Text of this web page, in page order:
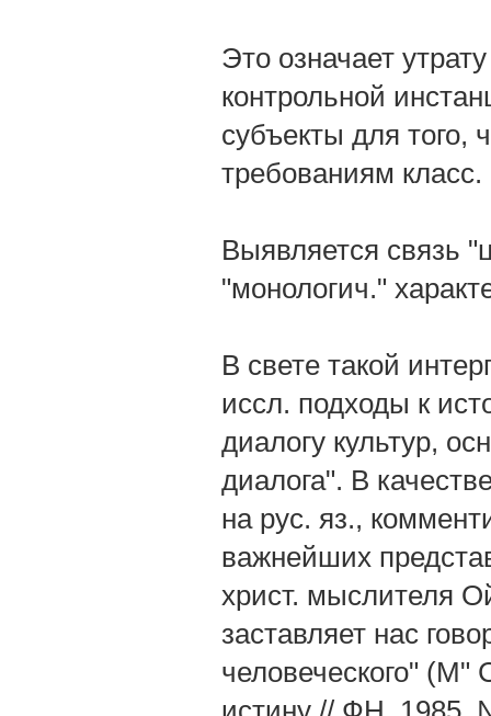
Это означает
контрольной
субъекты для того,
требованиям
Выявляется связь
"монологич."
В свете такой
иссл. подходы к
диалогу культур,
диалога". В
на рус. яз.,
важнейших
христ. мыслителя
заставляет нас
человеческого"